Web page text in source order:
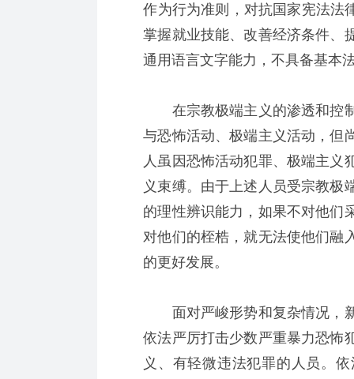
作为行为准则，对抗国家宪法法
掌握就业技能、改善经济条件、
通用语言文字能力，不具备基本
在宗教极端主义的渗透和控制
与恐怖活动、极端主义活动，但
人虽因恐怖活动犯罪、极端主义
义束缚。由于上述人员受宗教极
的理性辨识能力，如果不对他们
对他们的桎梏，就无法使他们融
的更好发展。
面对严峻形势和复杂情况，新
依法严厉打击少数严重暴力恐怖
义、有轻微违法犯罪的人员。